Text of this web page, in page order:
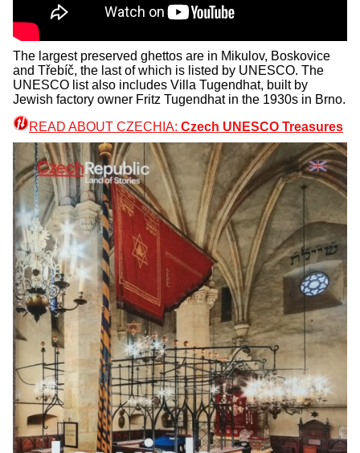
The largest preserved ghettos are in Mikulov, Boskovice
and Třebíč, the last of which is listed by UNESCO. The
UNESCO list also includes Villa Tugendhat, built by
Jewish factory owner Fritz Tugendhat in the 1930s in Brno.
READ ABOUT CZECHIA: Czech UNESCO Treasures